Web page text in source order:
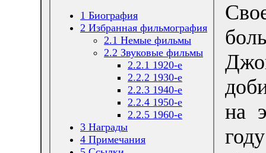
1 Биография
2 Избранная фильмография
2.1 Немые фильмы
2.2 Звуковые фильмы
2.2.1 1920-е
2.2.2 1930-е
2.2.3 1940-е
2.2.4 1950-е
2.2.5 1960-е
3 Награды
4 Примечания
на